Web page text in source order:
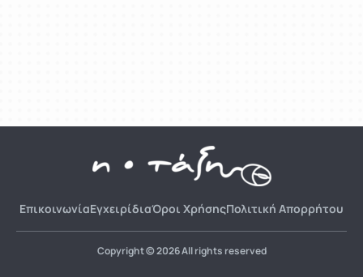
ΕπικοινωνίαΕγχειρίδιαΌροι ΧρήσηςΠολιτική Απορρήτου
Copyright © 2026 All rights reserved